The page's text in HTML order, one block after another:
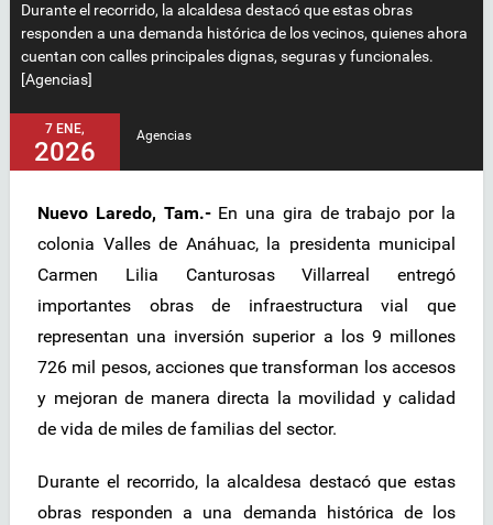
Durante el recorrido, la alcaldesa destacó que estas obras
responden a una demanda histórica de los vecinos, quienes ahora
cuentan con calles principales dignas, seguras y funcionales.
[Agencias]
7 ENE,
2026
Agencias
Nuevo Laredo, Tam.-En una gira de trabajo por la
colonia Valles de Anáhuac, la presidenta municipal
Carmen Lilia Canturosas Villarreal entregó
importantes obras de infraestructura vial que
representan una inversión superior a los 9 millones
726 mil pesos, acciones que transforman los accesos
y mejoran de manera directa la movilidad y calidad
de vida de miles de familias del sector.
Durante el recorrido, la alcaldesa destacó que estas
obras responden a una demanda histórica de los